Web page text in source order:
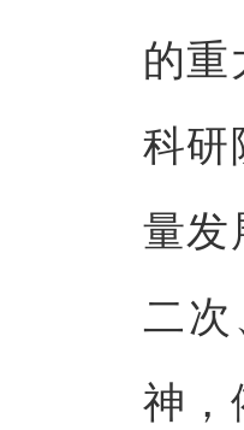
的重
科研
量发
二
神，